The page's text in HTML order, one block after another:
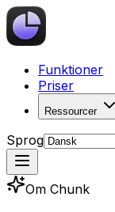
Funktioner
Priser
Ressourcer
Sprog
Om Chunk